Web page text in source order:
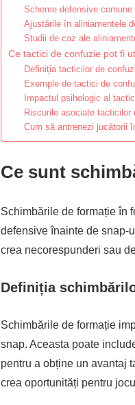
Scheme defensive
Ajustările în aliniamentele
Studii de caz ale
Ce tactici de confuzie pot fi
Definiția tacticilor de
Exemple de tactici de
Impactul psihologic al
Riscurile asociate tacticilor
Cum să antrenezi jucătorii
Ce sunt
Schimbările de formație în
defensive înainte de snap-
crea necorespunderi sau
Definiția
Schimbările de formație
snap. Aceasta poate
pentru a obține un avantaj
crea oportunități pentru